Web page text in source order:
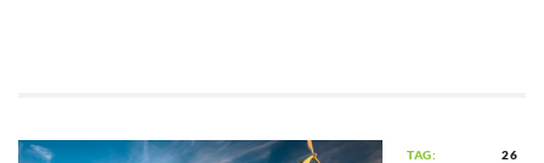
TAG:
26